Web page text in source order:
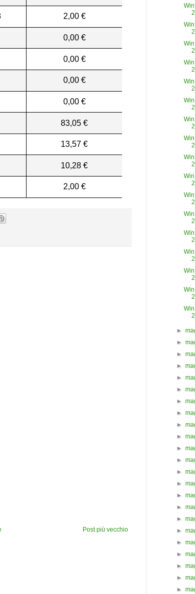
2,00 €
0,00 €
0,00 €
0,00 €
0,00 €
83,05 €
13,57 €
10,28 €
2,00 €
Post più vecchio
►
►
►
►
►
►
►
►
►
►
►
►
►
►
►
►
►
►
►
►
►
►
►